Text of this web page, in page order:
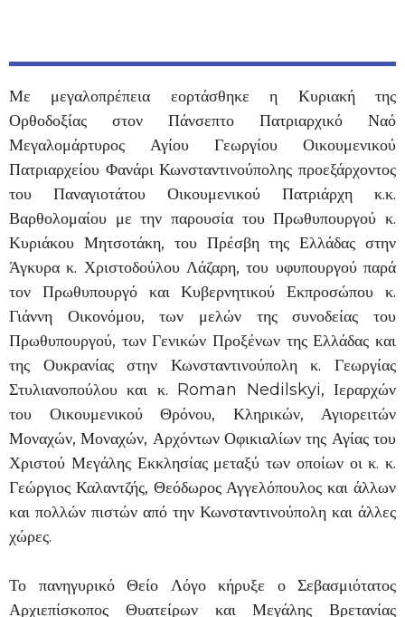
Με μεγαλοπρέπεια εορτάσθηκε η Κυριακή της
Ορθοδοξίας στον Πάνσεπτο Πατριαρχικό Ναό
Μεγαλομάρτυρος Αγίου Γεωργίου Οικουμενικού
Πατριαρχείου Φανάρι Κωνσταντινούπολης προεξάρχοντος
του Παναγιοτάτου Οικουμενικού Πατριάρχη κ.κ.
Βαρθολομαίου με την παρουσία του Πρωθυπουργού κ.
Κυριάκου Μητσοτάκη, του Πρέσβη της Ελλάδας στην
Άγκυρα κ. Χριστοδούλου Λάζαρη, του υφυπουργού παρά
τον Πρωθυπουργό και Κυβερνητικού Εκπροσώπου κ.
Γιάννη Οικονόμου, των μελών της συνοδείας του
Πρωθυπουργού, των Γενικών Προξένων της Ελλάδας και
της Ουκρανίας στην Κωνσταντινούπολη κ. Γεωργίας
Στυλιανοπούλου και κ. Roman Nedilskyi, Ιεραρχών
του Οικουμενικού Θρόνου, Κληρικών, Αγιορειτών
Μοναχών, Μοναχών, Αρχόντων Οφικιαλίων της Αγίας του
Χριστού Μεγάλης Εκκλησίας μεταξύ των οποίων οι κ. κ.
Γεώργιος Καλαντζής, Θεόδωρος Αγγελόπουλος και άλλων
και πολλών πιστών από την Κωνσταντινούπολη και άλλες
χώρες.
Το πανηγυρικό Θείο Λόγο κήρυξε ο Σεβασμιότατος
Αρχιεπίσκοπος Θυατείρων και Μεγάλης Βρετανίας